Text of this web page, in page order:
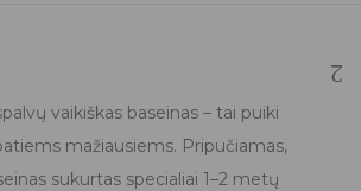
vaikiškas baseinas – tai puiki
mažiausiems. Pripučiamas,
sukurtas specialiai 1–2 metų